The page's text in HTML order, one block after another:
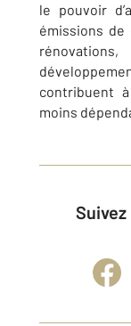
le pouvoir
émissions
contribuent
moins
Suivez l’actualité immobilière et